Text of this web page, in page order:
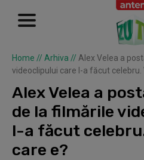
Home // Arhiva // Alex Velea a
videoclipului care l-a făcut celebru.
Alex Velea a
de la filmările
l-a făcut
care e?